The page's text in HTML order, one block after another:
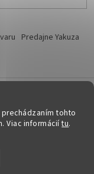
tohto
Viac informáciítu.
Predajne Yakuza